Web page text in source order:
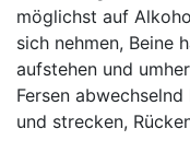
möglichst auf
sich nehmen, Beine
aufstehen und
Fersen
und strecken,